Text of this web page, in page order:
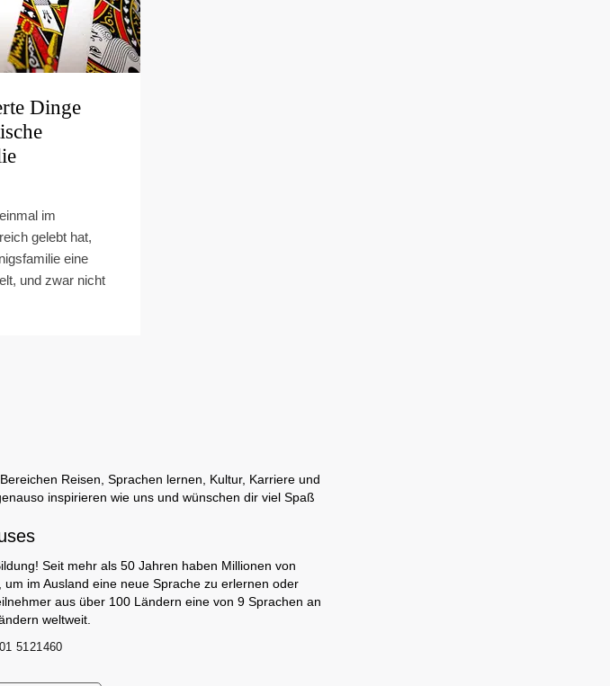
Dinge
im
gelebt hat,
eine
und zwar nicht
Reisen, Sprachen lernen, Kultur, Karriere und
inspirieren wie uns und wünschen dir viel Spaß
Seit mehr als 50 Jahren haben Millionen von
im Ausland eine neue Sprache zu erlernen oder
aus über 100 Ländern eine von 9 Sprachen an
weltweit.
01 5121460